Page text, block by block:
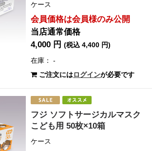
ケース
会員価格は会員様のみ公開
当店通常価格
4,000 円(税込 4,400 円)
在庫： -
ご注文にはログインが必要です
フジ ソフトサージカルマスク
こども用 50枚×10箱
ケース